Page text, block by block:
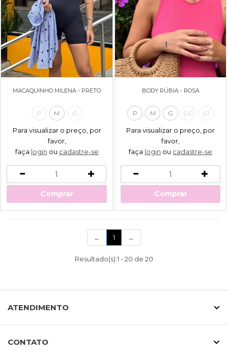
MACAQUINHO MILENA - PRETO
P M G
Para visualizar o preço, por
favor,
faça login ou cadastre-se
Comprar
BODY RÚBIA - ROSA
P M G GG G1
Para visualizar o preço, por
favor,
faça login ou cadastre-se
Comprar
← 1 (current)
→
Resultado(s):1 -20 de 20
ATENDIMENTO
CONTATO